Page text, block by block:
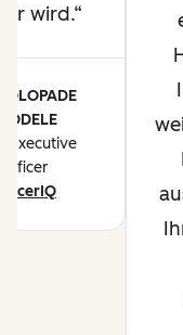
wird.
OLOPADE
Executive
Officer